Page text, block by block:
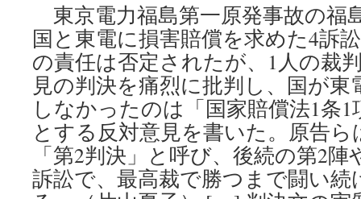
東京電力福島第一原発事故の福
国と東電に損害賠償を求めた4訴
の責任は否定されたが、1人の裁
見の判決を痛烈に批判し、国が東
しなかったのは「国家賠償法1条
とする反対意見を書いた。原告
「第2判決」と呼び、後続の第2
訴訟で、最高裁で勝つまで闘い